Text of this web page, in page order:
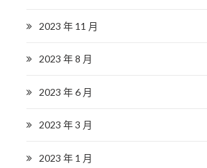
2023 年 11 月
2023 年 8 月
2023 年 6 月
2023 年 3 月
2023 年 1 月